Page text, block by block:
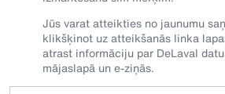
Jūs varat atteikties no jaunumu
klikšķinot uz atteikšanās linka
atrast informāciju par DeLaval
mājaslapā un e-ziņās.